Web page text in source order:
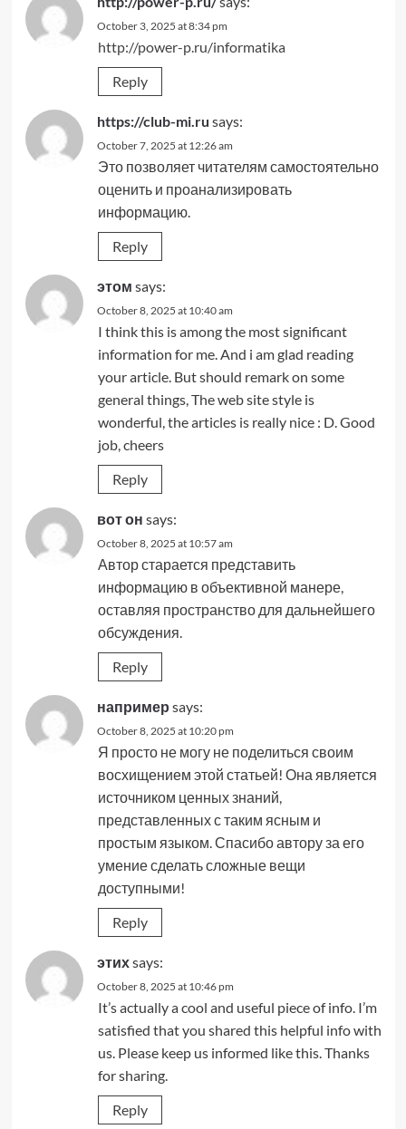
October 3, 2025 at 8:34 pm
http://power-p.ru/informatika
Reply
https://club-mi.ru says:
October 7, 2025 at 12:26 am
Это позволяет читателям самостоятельно
оценить и проанализировать
информацию.
Reply
этом says:
October 8, 2025 at 10:40 am
I think this is among the most significant
information for me. And i am glad reading
your article. But should remark on some
general things, The web site style is
wonderful, the articles is really nice : D. Good
job, cheers
Reply
вот он says:
October 8, 2025 at 10:57 am
Автор старается представить
информацию в объективной манере,
оставляя пространство для дальнейшего
обсуждения.
Reply
например says:
October 8, 2025 at 10:20 pm
Я просто не могу не поделиться своим
восхищением этой статьей! Она является
источником ценных знаний,
представленных с таким ясным и
простым языком. Спасибо автору за его
умение сделать сложные вещи
доступными!
Reply
этихsays:
October 8, 2025 at 10:46 pm
It’s actually a cool and useful piece of info. I’m
satisfied that you shared this helpful info with
us. Please keep us informed like this. Thanks
for sharing.
Reply